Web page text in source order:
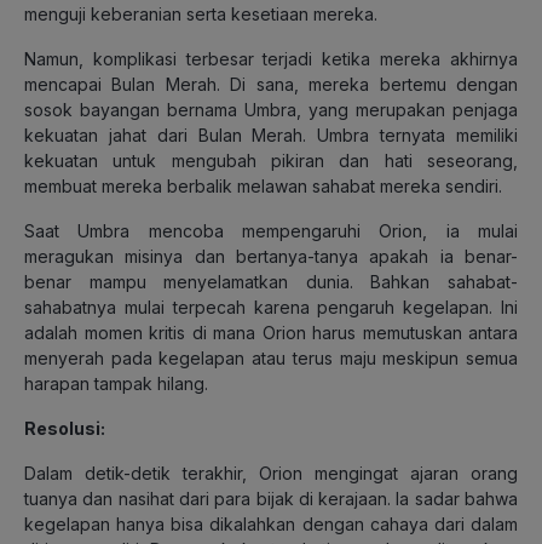
menguji keberanian serta kesetiaan mereka.
Namun, komplikasi terbesar terjadi ketika mereka akhirnya
mencapai Bulan Merah. Di sana, mereka bertemu dengan
sosok bayangan bernama Umbra, yang merupakan penjaga
kekuatan jahat dari Bulan Merah. Umbra ternyata memiliki
kekuatan untuk mengubah pikiran dan hati seseorang,
membuat mereka berbalik melawan sahabat mereka sendiri.
Saat Umbra mencoba mempengaruhi Orion, ia mulai
meragukan misinya dan bertanya-tanya apakah ia benar-
benar mampu menyelamatkan dunia. Bahkan sahabat-
sahabatnya mulai terpecah karena pengaruh kegelapan. Ini
adalah momen kritis di mana Orion harus memutuskan antara
menyerah pada kegelapan atau terus maju meskipun semua
harapan tampak hilang.
Resolusi:
Dalam detik-detik terakhir, Orion mengingat ajaran orang
tuanya dan nasihat dari para bijak di kerajaan. Ia sadar bahwa
kegelapan hanya bisa dikalahkan dengan cahaya dari dalam